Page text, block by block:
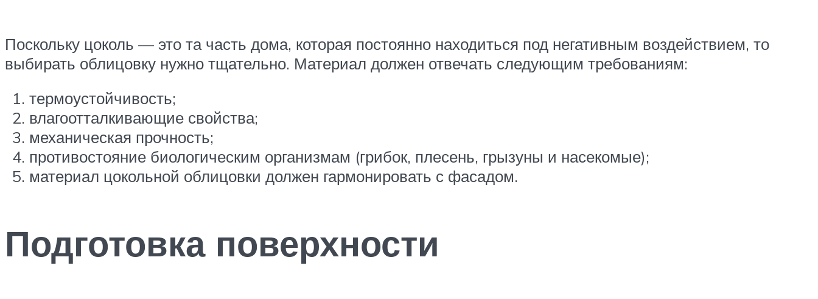
Поскольку цоколь — это та часть дома, которая постоянно находиться под негативным воздействием, то
выбирать облицовку нужно тщательно. Материал должен отвечать следующим требованиям:
термоустойчивость;
влагоотталкивающие свойства;
механическая прочность;
противостояние биологическим организмам (грибок, плесень, грызуны и насекомые);
материал цокольной облицовки должен гармонировать с фасадом.
Подготовка поверхности